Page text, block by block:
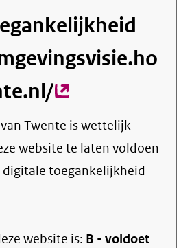
(externe
link)
Twente is wettelijk
website te laten voldoen
digitale toegankelijkheid
website is: B -voldoet